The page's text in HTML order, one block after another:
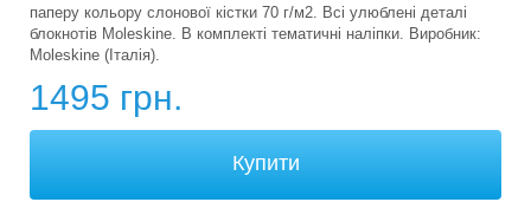
паперу кольору слонової кістки 70 г/м2. Всі улюблені деталі
блокнотів Moleskine. В комплекті тематичні наліпки. Виробник:
Moleskine (Італія).
1495 грн.